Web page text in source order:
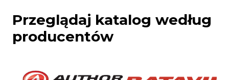
Przeglądaj katalog według
producentów